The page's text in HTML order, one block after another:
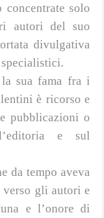
concentrate solo
autori del suo
divulgativa
sua fama fra i
è ricorso e
pubblicazioni o
e sul
da tempo aveva
gli autori e
e l’onore di